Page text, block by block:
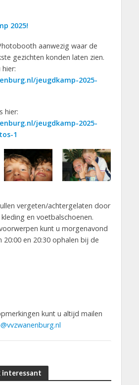
2025!
aanwezig waar de
gezichten konden laten zien.
hier:
jeugdkamp-2025-
hier:
jeugdkamp-2025-
1
vergeten/achtergelaten door
en voetbalschoenen.
kunt u morgenavond
20:00 en 20:30 ophalen bij de
kunt u altijd mailen
interessant